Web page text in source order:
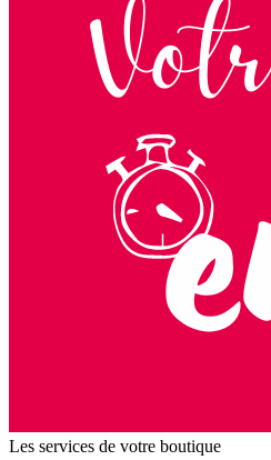
Les services de votre boutique